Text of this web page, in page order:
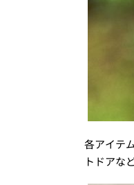
各アイテ
トドアな